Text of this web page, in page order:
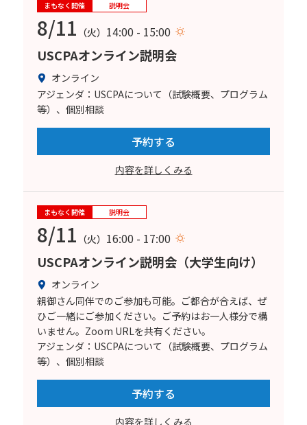
まもなく開催 説明会
8/11 （火） 14:00 - 15:00
USCPAオンライン説明会
オンライン
アジェンダ：USCPAについて（試験概要、プログラム
等）、個別相談
予約する
内容を詳しくみる
まもなく開催 説明会
8/11 （火） 16:00 - 17:00
USCPAオンライン説明会（大学生向け）
オンライン
親御さん同伴でのご参加も可能。ご都合が合えば、ぜ
ひご一緒にご参加ください。ご予約はお一人様分で構
いません。Zoom URLを共有ください。
アジェンダ：USCPAについて（試験概要、プログラム
等）、個別相談
予約する
内容を詳しくみる